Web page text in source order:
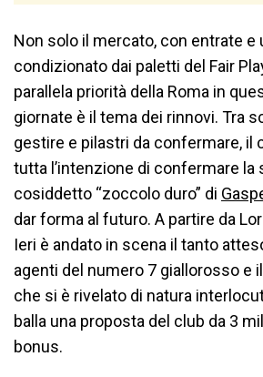
Non solo il mercato, con entrate e
condizionato dai paletti del Fair
parallela priorità della Roma in
giornate è il tema dei rinnovi. Tra
gestire e pilastri da confermare, il
tutta l’intenzione di confermare la
cosiddetto “zoccolo duro” di
dar forma al futuro. A partire da
Ieri è andato in scena il tanto
agenti del numero 7 giallorosso e
che si è rivelato di natura
balla una proposta del club da 3
bonus.